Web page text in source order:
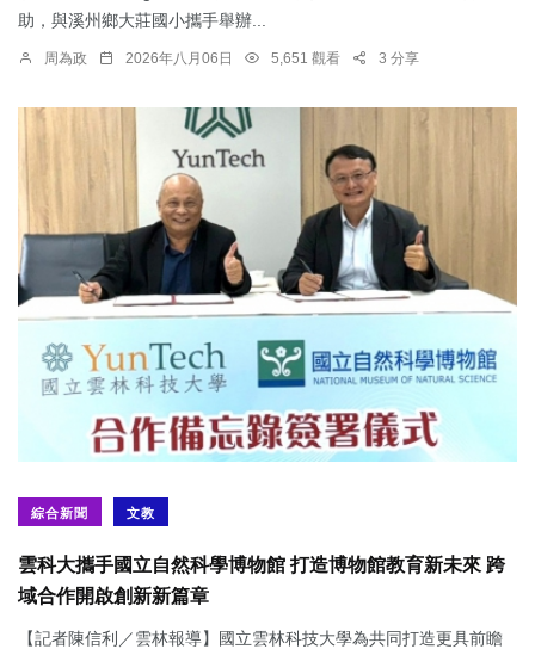
助，與溪州鄉大莊國小攜手舉辦...
周為政 2026年八月06日 5,651 觀看 3 分享
綜合新聞 文教
雲科大攜手國立自然科學博物館 打造博物館教育新未來 跨
域合作開啟創新新篇章
【記者陳信利／雲林報導】國立雲林科技大學為共同打造更具前瞻